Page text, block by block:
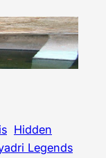
Hidden
Legends